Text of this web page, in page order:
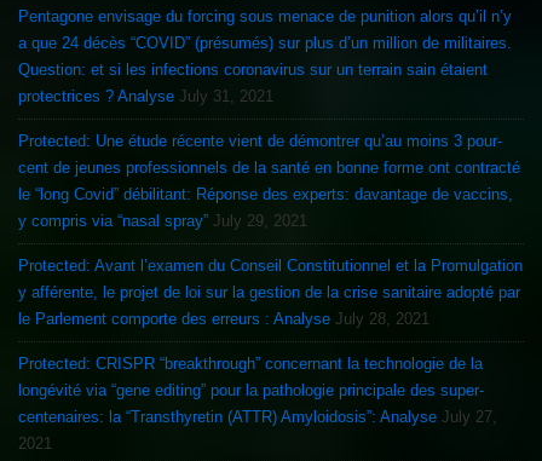
Pentagone envisage du forcing sous menace de punition alors qu’il n’y
a que 24 décès “COVID” (présumés) sur plus d’un million de militaires.
Question: et si les infections coronavirus sur un terrain sain étaient
protectrices ? Analyse July 31, 2021
Protected: Une étude récente vient de démontrer qu’au moins 3 pour-
cent de jeunes professionnels de la santé en bonne forme ont contracté
le “long Covid” débilitant: Réponse des experts: davantage de vaccins,
y compris via “nasal spray” July 29, 2021
Protected: Avant l’examen du Conseil Constitutionnel et la Promulgation
y afférente, le projet de loi sur la gestion de la crise sanitaire adopté par
le Parlement comporte des erreurs : Analyse July 28, 2021
Protected: CRISPR “breakthrough” concernant la technologie de la
longévité via “gene editing” pour la pathologie principale des super-
centenaires: la “Transthyretin (ATTR) Amyloidosis”: Analyse July 27,
2021